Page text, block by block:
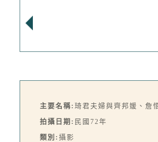
主要名稱: 琦君夫婦與齊邦媛、詹
拍攝日期: 民國72年
類別: 攝影